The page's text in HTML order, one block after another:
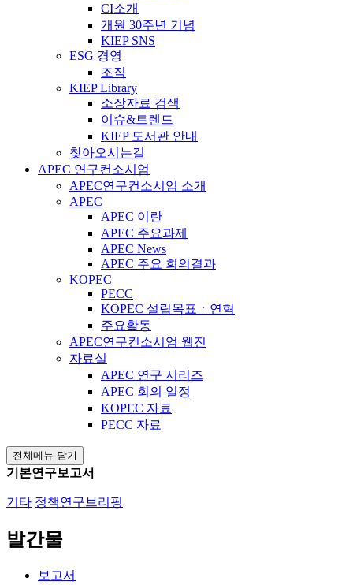
CI소개
개원 30주년 기념
KIEP SNS
ESG 경영
조직
KIEP Library
소장자료 검색
이슈&트렌드
KIEP 도서관 안내
찾아오시는길
APEC 연구컨소시엄
APEC연구컨소시엄 소개
APEC
APEC 이란
APEC 주요과제
APEC News
APEC 주요 회의결과
KOPEC
PECC
KOPEC 설립목표ㆍ연혁
주요활동
APEC연구컨소시엄 웹진
자료실
APEC 연구 시리즈
APEC 회의 일정
KOPEC 자료
PECC 자료
전체메뉴 닫기
기본연구보고서
기타 정책연구브리핑
발간물
보고서